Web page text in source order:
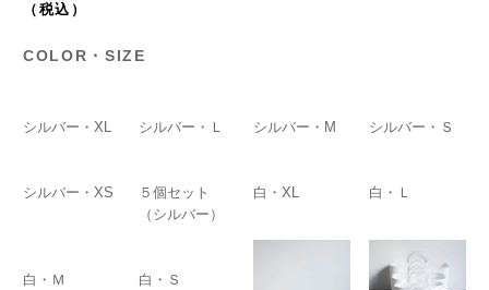
（税込）
COLOR・SIZE
シルバー・XL シルバー・Ｌ シルバー・M シルバー・Ｓ
シルバー・XS
５個セット
（シルバー）
白・XL 白・Ｌ
白・Ｍ 白・Ｓ